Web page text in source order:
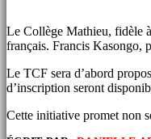
Le Collège Mathieu, fidèle
français. Francis Kasongo,
Le TCF sera d’abord
d’inscription seront
Cette initiative promet non